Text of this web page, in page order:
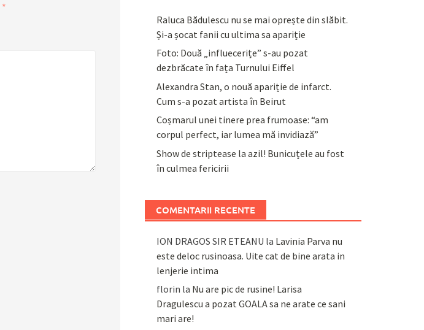
*
Raluca Bădulescu nu se mai oprește din slăbit.
Și-a șocat fanii cu ultima sa apariție
Foto: Două „influecerițe” s-au pozat
dezbrăcate în fața Turnului Eiffel
Alexandra Stan, o nouă apariție de infarct.
Cum s-a pozat artista în Beirut
Coșmarul unei tinere prea frumoase: “am
corpul perfect, iar lumea mă invidiază”
Show de striptease la azil! Bunicuțele au fost
în culmea fericirii
COMENTARII RECENTE
ION DRAGOS SIR ETEANU la Lavinia Parva nu
este deloc rusinoasa. Uite cat de bine arata in
lenjerie intima
florin la Nu are pic de rusine! Larisa
Dragulescu a pozat GOALA sa ne arate ce sani
mari are!